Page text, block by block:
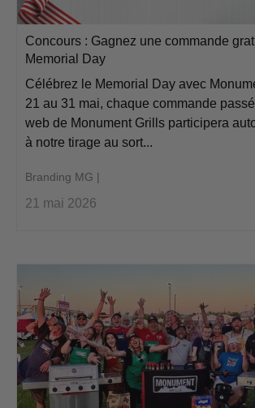
Concours : Gagnez une commande
Memorial Day
Célébrez le Memorial Day avec
21 au 31 mai, chaque commande
web de Monument Grills participera
à notre tirage au sort...
Branding MG |
21 mai 2026